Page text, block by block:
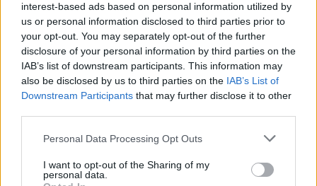
interest-based ads based on personal information utilized by
us or personal information disclosed to third parties prior to
your opt-out. You may separately opt-out of the further
disclosure of your personal information by third parties on the
IAB’s list of downstream participants. This information may
also be disclosed by us to third parties on the IAB’s List of
Downstream Participants that may further disclose it to other
Personal Data Processing Opt Outs
I want to opt-out of the Sharing of my
personal data.
Czy odgadniesz brakujący
wyraz w tytułach filmów z lat
80.?
wyraz w tytułach polskich